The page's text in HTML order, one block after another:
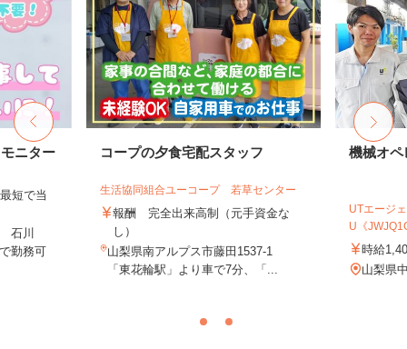
ニター
短で当
石川
勤務可
コープの夕食宅配スタッフ
生活協同組合ユーコープ 若草センター
報酬 完全出来高制（元手資金な
し）
山梨県南アルプス市藤田1537-1
「東花輪駅」より車で7分、「...
機械オペ
UTエージ
U《
時給
山梨県